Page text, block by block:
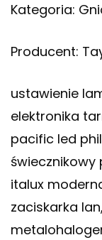
Kategoria:
Producent:
ustawienie
elektronika
pacific led
świecznikowy
italux
zaciskarka